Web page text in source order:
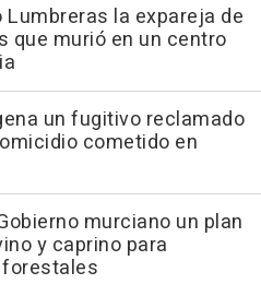
Lumbreras la expareja de
que murió en un centro
un fugitivo reclamado
cometido en
murciano un plan
y caprino para